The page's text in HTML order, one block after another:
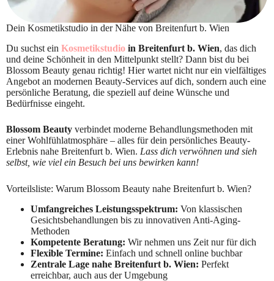
Dein Kosmetikstudio in der Nähe von Breitenfurt b. Wien
Du suchst ein Kosmetikstudio in Breitenfurt b. Wien, das dich
und deine Schönheit in den Mittelpunkt stellt? Dann bist du bei
Blossom Beauty genau richtig! Hier wartet nicht nur ein vielfältiges
Angebot an modernen Beauty-Services auf dich, sondern auch eine
persönliche Beratung, die speziell auf deine Wünsche und
Bedürfnisse eingeht.
Blossom Beauty verbindet moderne Behandlungsmethoden mit
einer Wohlfühlatmosphäre – alles für dein persönliches Beauty-
Erlebnis nahe Breitenfurt b. Wien. Lass dich verwöhnen und sieh
selbst, wie viel ein Besuch bei uns bewirken kann!
Vorteilsliste: Warum Blossom Beauty nahe Breitenfurt b. Wien?
Umfangreiches Leistungsspektrum: Von klassischen
Gesichtsbehandlungen bis zu innovativen Anti-Aging-
Methoden
Kompetente Beratung: Wir nehmen uns Zeit nur für dich
Flexible Termine: Einfach und schnell online buchbar
Zentrale Lage nahe Breitenfurt b. Wien: Perfekt
erreichbar, auch aus der Umgebung